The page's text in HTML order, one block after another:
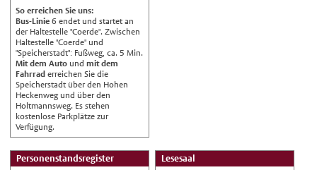
Français
Español
Polski
Русский
中文
Automatische Übersetzung, ohne
Gewähr auf Richtigkeit.
So erreichen Sie uns:
Bus-Linie 6 endet und startet an
der Haltestelle "Coerde". Zwischen
Haltestelle "Coerde" und
"Speicherstadt": Fußweg, ca. 5 Min.
Mit dem Auto undmit dem
Fahrrad erreichen Sie die
Speicherstadt über den Hohen
Heckenweg und über den
Holtmannsweg. Es stehen
kostenlose Parkplätze zur
Verfügung.
Personenstandsregister Lesesaal